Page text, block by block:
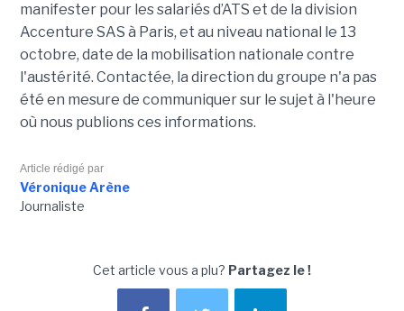
manifester pour les salariés d’ATS et de la division
Accenture SAS à Paris, et au niveau national le 13
octobre, date de la mobilisation nationale contre
l'austérité. Contactée, la direction du groupe n'a pas
été en mesure de communiquer sur le sujet à l'heure
où nous publions ces informations.
Article rédigé par
Véronique Arène
Journaliste
Cet article vous a plu? Partagez le !